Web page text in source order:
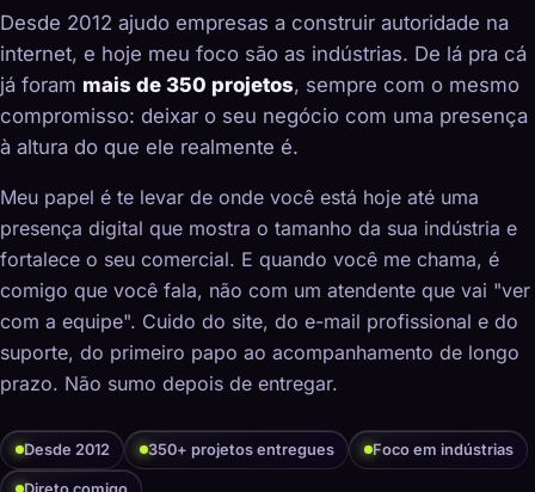
Desde 2012 ajudo empresas a construir autoridade na
internet, e hoje meu foco são as indústrias. De lá pra cá
já foram mais de 350 projetos, sempre com o mesmo
compromisso: deixar o seu negócio com uma presença
à altura do que ele realmente é.
Meu papel é te levar de onde você está hoje até uma
presença digital que mostra o tamanho da sua indústria e
fortalece o seu comercial. E quando você me chama, é
comigo que você fala, não com um atendente que vai "ver
com a equipe". Cuido do site, do e-mail profissional e do
suporte, do primeiro papo ao acompanhamento de longo
prazo. Não sumo depois de entregar.
Desde 2012 350+ projetos entregues Foco em indústrias